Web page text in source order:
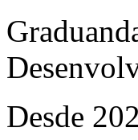
Desde